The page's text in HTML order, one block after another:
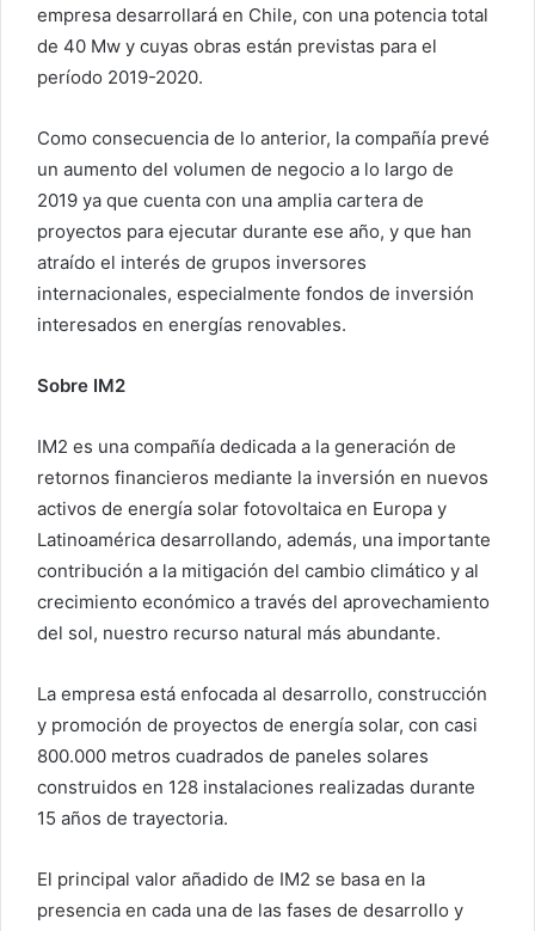
empresa desarrollará en Chile, con una potencia total
de 40 Mw y cuyas obras están previstas para el
período 2019-2020.
Como consecuencia de lo anterior, la compañía prevé
un aumento del volumen de negocio a lo largo de
2019 ya que cuenta con una amplia cartera de
proyectos para ejecutar durante ese año, y que han
atraído el interés de grupos inversores
internacionales, especialmente fondos de inversión
interesados en energías renovables.
Sobre IM2
IM2 es una compañía dedicada a la generación de
retornos financieros mediante la inversión en nuevos
activos de energía solar fotovoltaica en Europa y
Latinoamérica desarrollando, además, una importante
contribución a la mitigación del cambio climático y al
crecimiento económico a través del aprovechamiento
del sol, nuestro recurso natural más abundante.
La empresa está enfocada al desarrollo, construcción
y promoción de proyectos de energía solar, con casi
800.000 metros cuadrados de paneles solares
construidos en 128 instalaciones realizadas durante
15 años de trayectoria.
El principal valor añadido de IM2 se basa en la
presencia en cada una de las fases de desarrollo y